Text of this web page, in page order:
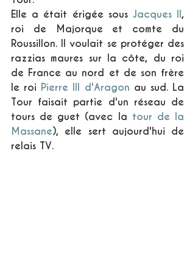
Elle a était érigée sous Jacques II,
roi de Majorque et comte du
Roussillon. Il voulait se protéger des
razzias maures sur la côte, du roi
de France au nord et de son frère
le roi Pierre III d'Aragon au sud. La
Tour faisait partie d'un réseau de
tours de guet (avec la tour de la
Massane), elle sert aujourd'hui de
relais TV.